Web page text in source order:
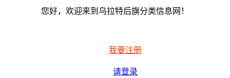
您好，欢迎来到乌拉特后旗分类信息网！
我要注册
请登录